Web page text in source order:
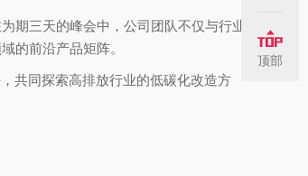
期三天的峰会中，公司团队不仅与行业
的前沿产品矩阵。
共同探索高排放行业的低碳化改造方
顶部